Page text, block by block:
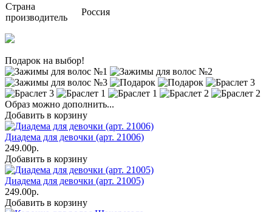
Страна
производитель
Россия
Подарок на выбор!
Образ можно дополнить...
Добавить в корзину
Диадема для девочки (арт. 21006)
249.00р.
Добавить в корзину
Диадема для девочки (арт. 21005)
249.00р.
Добавить в корзину